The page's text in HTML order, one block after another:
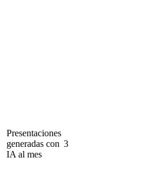
Presentaciones
generadas con
IA al mes
3